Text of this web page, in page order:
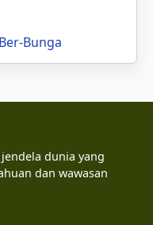
Ber-Bunga
dunia yang
dan wawasan